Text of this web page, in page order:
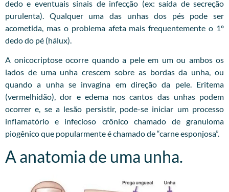
dedo e eventuais sinais de infecção (ex: saída de secreção
purulenta). Qualquer uma das unhas dos pés pode ser
acometida, mas o problema afeta mais frequentemente o 1º
dedo do pé (hálux).
A onicocriptose ocorre quando a pele em um ou ambos os
lados de uma unha crescem sobre as bordas da unha, ou
quando a unha se invagina em direção da pele. Eritema
(vermelhidão), dor e edema nos cantos das unhas podem
ocorrer e, se a lesão persistir, pode-se iniciar um processo
inflamatório e infecioso crônico chamado de granuloma
piogênico que popularmente é chamado de “carne esponjosa”.
A anatomia de uma unha.